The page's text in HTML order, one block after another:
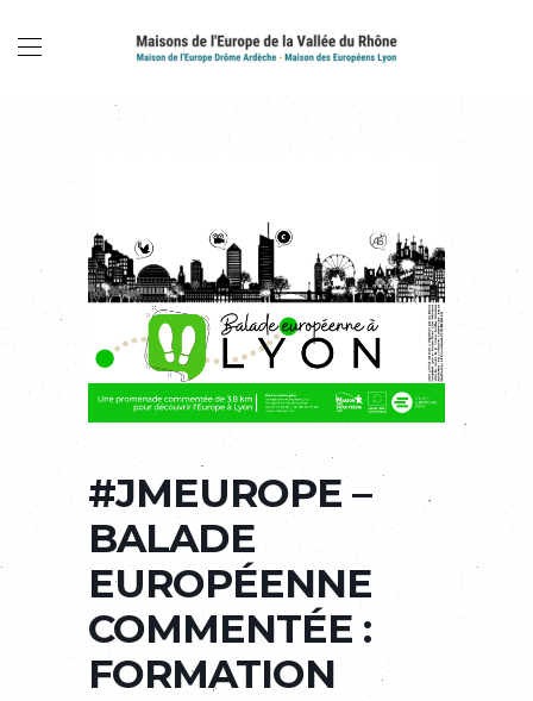
#JMEUROPE –
BALADE
EUROPÉENNE
COMMENTÉE :
FORMATION